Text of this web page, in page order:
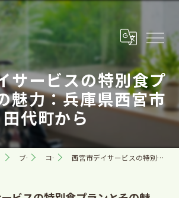
サービスの特別食プ
魅力：兵庫県西宮市
田代町から
ブログ コラム 西宮市デイサービスの特別食プランとその魅力：兵庫県西宮市田代町から